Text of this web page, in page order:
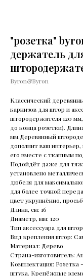
"розетка"
держатель
Byron&Byron
Классический
карнизов для штор и
штородержателя 120
до конца розетки).
мм.Деревянный
дополнит ваш
его вместе с тканным
Подойдёт даже для
установлено
дюбеля для
для более точной
цвет укрупнённо,
Длина, см: 16
Диаметр, мм: 120
Тип аксессуара для
Вид крепления штор:
Материал: Дерево
Страна-изготовитель:
Комплектация: Розетка
штука. Крепёжные